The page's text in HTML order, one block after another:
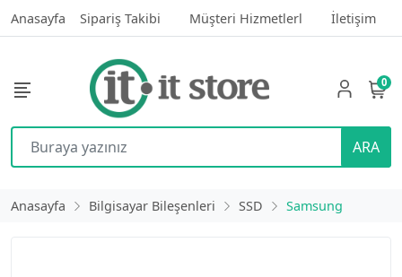
Anasayfa Sipariş Takibi Müşteri Hizmetlerl İletişim
ARA
0
Anasayfa Bilgisayar Bileşenleri SSD Samsung